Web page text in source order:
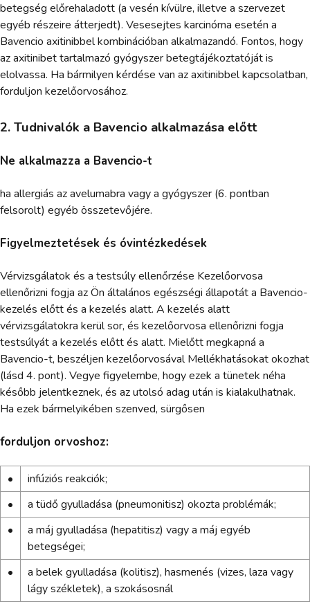
betegség előrehaladott (a vesén kívülre, illetve a szervezet
egyéb részeire átterjedt). Vesesejtes karcinóma esetén a
Bavencio axitinibbel kombinációban alkalmazandó. Fontos, hogy
az axitinibet tartalmazó gyógyszer betegtájékoztatóját is
elolvassa. Ha bármilyen kérdése van az axitinibbel kapcsolatban,
forduljon kezelőorvosához.
2. Tudnivalók a Bavencio alkalmazása előtt
Ne alkalmazza a Bavencio-t
ha allergiás az avelumabra vagy a gyógyszer (6. pontban
felsorolt) egyéb összetevőjére.
Figyelmeztetések és óvintézkedések
Vérvizsgálatok és a testsúly ellenőrzése Kezelőorvosa
ellenőrizni fogja az Ön általános egészségi állapotát a Bavencio-
kezelés előtt és a kezelés alatt. A kezelés alatt
vérvizsgálatokra kerül sor, és kezelőorvosa ellenőrizni fogja
testsúlyát a kezelés előtt és alatt. Mielőtt megkapná a
Bavencio-t, beszéljen kezelőorvosával Mellékhatásokat okozhat
(lásd 4. pont). Vegye figyelembe, hogy ezek a tünetek néha
később jelentkeznek, és az utolsó adag után is kialakulhatnak.
Ha ezek bármelyikében szenved, sürgősen
forduljon orvoshoz:
•
infúziós reakciók;
•
a tüdő gyulladása (pneumonitisz) okozta problémák;
•
a máj gyulladása (hepatitisz) vagy a máj egyéb
betegségei;
•
a belek gyulladása (kolitisz), hasmenés (vizes, laza vagy
lágy székletek), a szokásosnál